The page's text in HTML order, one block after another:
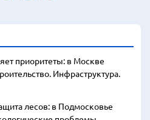
приоритеты: в Москве
Инфраструктура.
лесов: в Подмосковье